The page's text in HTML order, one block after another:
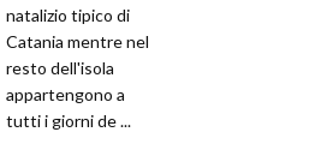
natalizio tipico di
Catania mentre nel
resto dell'isola
appartengono a
tutti i giorni de ...